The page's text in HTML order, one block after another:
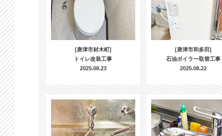
[唐津市材木町]
トイレ改装工事
2025.08.23
[唐津市和多田]
石油ボイラー取替工事
2025.08.22